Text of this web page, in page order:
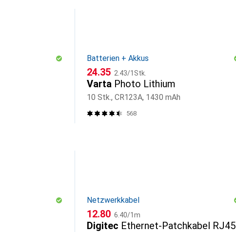
Batterien + Akkus
CHF
24.35 CHF
2.43/1Stk.
Varta Photo Lithium
10 Stk., CR123A, 1430 mAh
568
Netzwerkkabel
CHF
12.80 CHF
6.40/1m
Digitec Ethernet-Patchkabel RJ45